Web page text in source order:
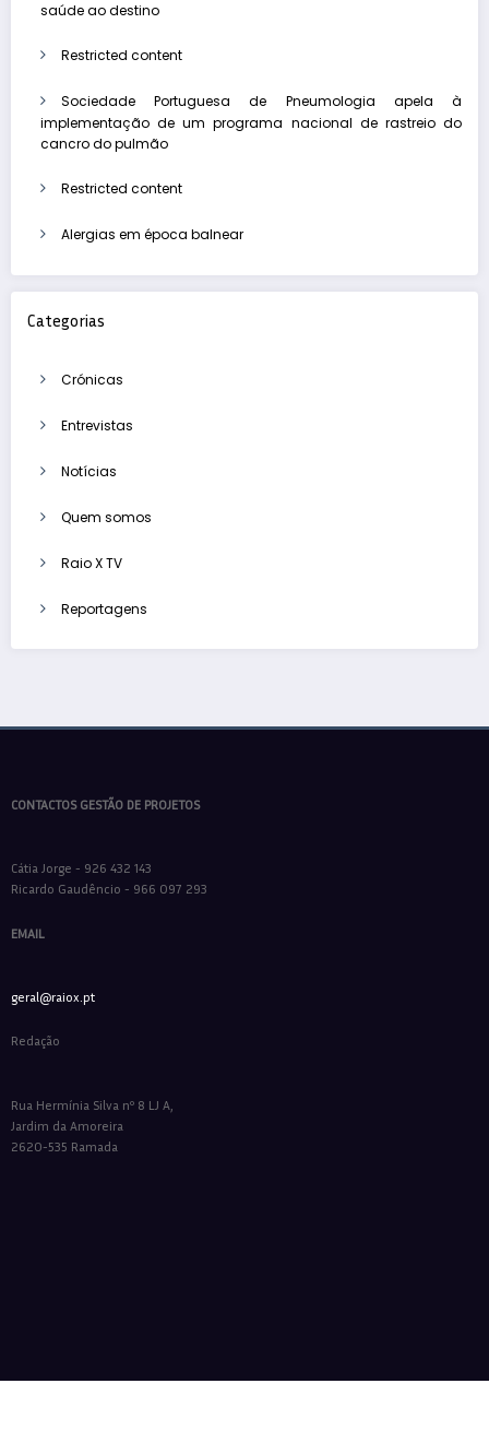
saúde ao destino
Restricted content
Sociedade Portuguesa de Pneumologia apela à
implementação de um programa nacional de rastreio do
cancro do pulmão
Restricted content
Alergias em época balnear
Categorias
Crónicas
Entrevistas
Notícias
Quem somos
Raio X TV
Reportagens
CONTACTOS GESTÃO DE PROJETOS
Cátia Jorge - 926 432 143
Ricardo Gaudêncio - 966 097 293
EMAIL
geral@raiox.pt
Redação
Rua Hermínia Silva nº 8 LJ A,
Jardim da Amoreira
2620-535 Ramada